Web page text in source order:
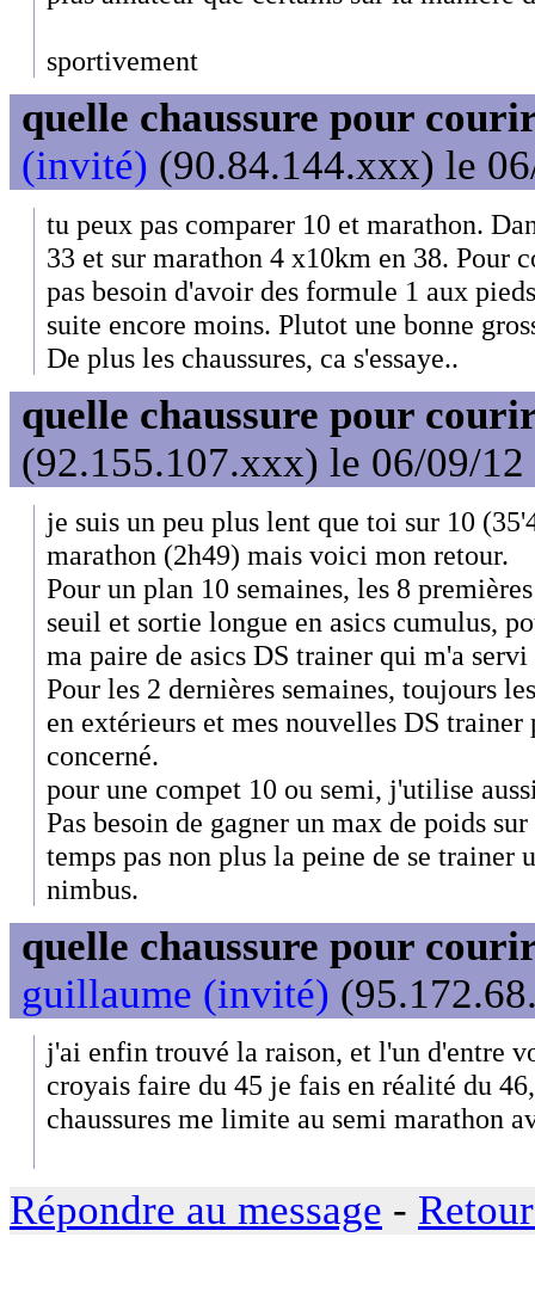
sportivement
quelle chaussure pour
(invité) (90.84.144.xxx) le
tu peux pas comparer 10 et marathon.
33 et sur marathon 4 x10km en 38. Pour
pas besoin d'avoir des formule 1 aux
suite encore moins. Plutot une bonne
De plus les chaussures, ca s'essaye..
quelle chaussure pour
(92.155.107.xxx) le 06/09/12
je suis un peu plus lent que toi sur 10
marathon (2h49) mais voici mon retour.
Pour un plan 10 semaines, les 8
seuil et sortie longue en asics cumulus,
ma paire de asics DS trainer qui m'a
Pour les 2 dernières semaines, toujours
en extérieurs et mes nouvelles DS
concerné.
pour une compet 10 ou semi, j'utilise
Pas besoin de gagner un max de poids
temps pas non plus la peine de se trainer
nimbus.
quelle chaussure pour
guillaume (invité)
j'ai enfin trouvé la raison, et l'un d'entre
croyais faire du 45 je fais en réalité du
chaussures me limite au semi marathon
Répondre au message -